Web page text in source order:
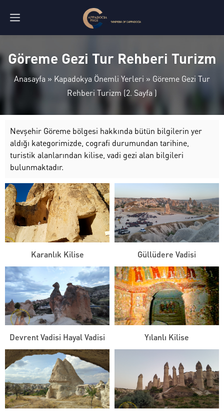
Göreme Gezi Tur Rehberi Turizm
Anasayfa » Kapadokya Önemli Yerleri » Göreme Gezi Tur
Rehberi Turizm (2. Sayfa )
Nevşehir Göreme bölgesi hakkında bütün bilgilerin yer
aldığı kategorimizde, cografi durumundan tarihine,
turistik alanlarından kilise, vadi gezi alan bilgileri
bulunmaktadır.
Karanlık Kilise Güllüdere Vadisi
Devrent Vadisi Hayal Vadisi Yılanlı Kilise